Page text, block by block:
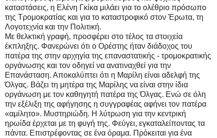
καταστάσεις, η Ελένη Γκίκα μιλάει για το ολέθριο πρόσωπο
της Τρομοκρατίας και για το καταστροφικό στον Έρωτα, τη
Λογοτεχνία και την Πολιτική.
Με θελκτική γραφή, προσφέρει στο τέλος τα στοιχεία
έκπληξης. Φανερώνει ότι ο Ορέστης ήταν διάδοχος του
πατέρα της στην αρχηγία της επαναστατικής - τρομοκρατικής
οργάνωσης και τον οδηγεί να ανατιναχθεί για την
Επανάσταση. Αποκαλύπτει ότι η Μαρίλη είναι αδελφή της
Όλγας. Βάζει τη μητέρα της Μαρίλης να είναι στην ίδια
οργάνωση με τον καθηγητή πατέρα της Όλγας. Ενώ σε όλη
την εξέλιξη της αφήγησης η συγγραφέας αφήνει τον πατέρα
«αμίλητο». Μυστηριώδη. Η λύτρωση για την κεντρική
ηρωίδα έρχεται με τη φυγή της. Φεύγει, εγκαταλείποντας τα
πάντα. Επιστρέφοντας σε ένα όραμα. Πρόκειται για ένα